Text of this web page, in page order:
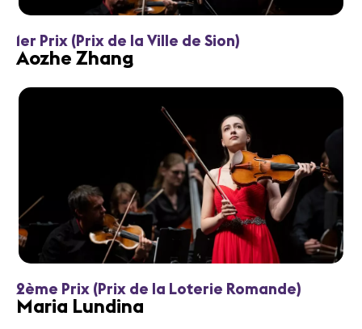
1er Prix (Prix de la Ville de Sion)
Aozhe Zhang
2ème Prix (Prix de la Loterie Romande)
Maria Lundina